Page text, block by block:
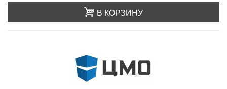
В КОРЗИНУ